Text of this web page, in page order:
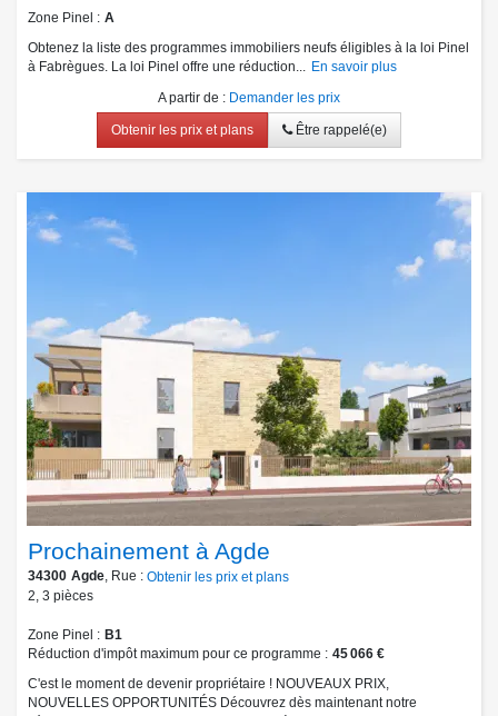
Zone Pinel
A
Obtenez la liste des programmes immobiliers neufs éligibles à la loi Pinel
à Fabrègues. La loi Pinel offre une réduction...
En savoir plus
A partir de : Demander les prix
Obtenir les prix et plans Être rappelé(e)
Prochainement à Agde
34300 Agde , Rue : Obtenir les prix et plans
2 3 pièces
Zone Pinel
B1
Réduction d'impôt maximum pour ce programme
45 066 €
C'est le moment de devenir propriétaire ! NOUVEAUX PRIX,
NOUVELLES OPPORTUNITÉS Découvrez dès maintenant notre